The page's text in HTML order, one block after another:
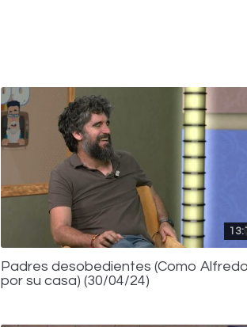
Padres desobedientes (Como Alfredo
por su casa) (30/04/24)